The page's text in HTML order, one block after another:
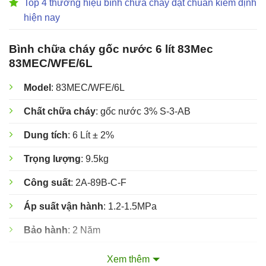
Top 4 thương hiệu bình chữa cháy đạt chuẩn kiểm định
hiện nay
Bình chữa cháy gốc nước 6 lít 83Mec
83MEC/WFE/6L
Model : 83MEC/WFE/6L
Chất chữa cháy: gốc nước 3% S-3-AB
Dung tích: 6 Lít ± 2%
Trọng lượng: 9.5kg
Công suất: 2A-89B-C-F
Áp suất vận hành: 1.2-1.5MPa
Bảo hành: 2 Năm
83Mec
Xem thêm